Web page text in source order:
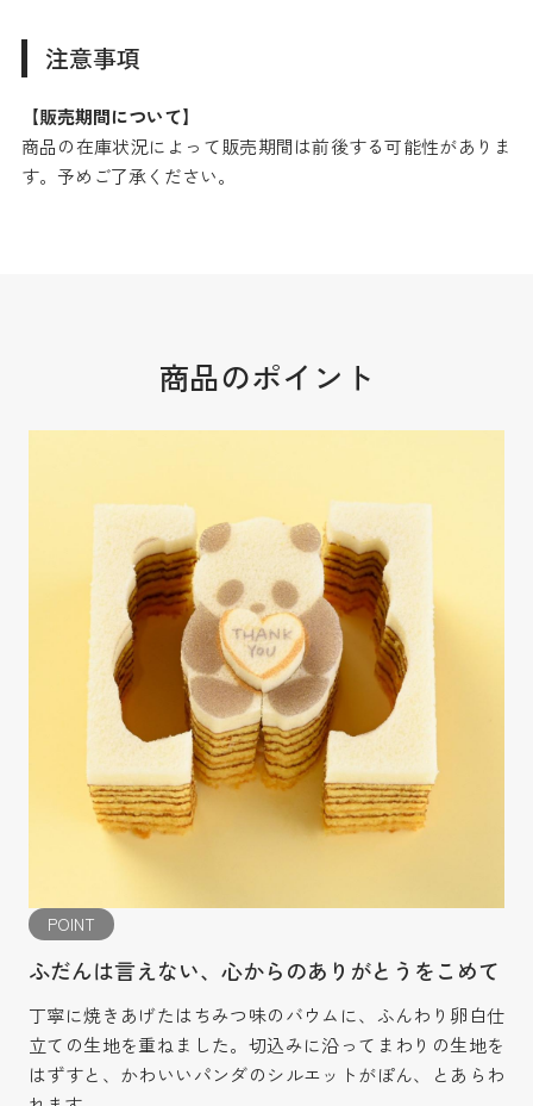
注意事項
【販売期間について】
商品の在庫状況によって販売期間は前後する可能性がありま
す。予めご了承ください。
商品のポイント
POINT
ふだんは言えない、心からのありがとうをこめて
丁寧に焼きあげたはちみつ味のバウムに、ふんわり卵白仕
立ての生地を重ねました。切込みに沿ってまわりの生地を
はずすと、かわいいパンダのシルエットがぽん、とあらわ